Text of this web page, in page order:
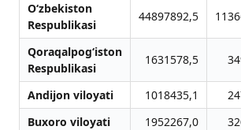
O‘zbekiston
Respublikasi
44897892,5
Qoraqalpog‘iston
Respublikasi
1631578,5
Andijon viloyati 1018435,1
Buxoro viloyati
1952267,0